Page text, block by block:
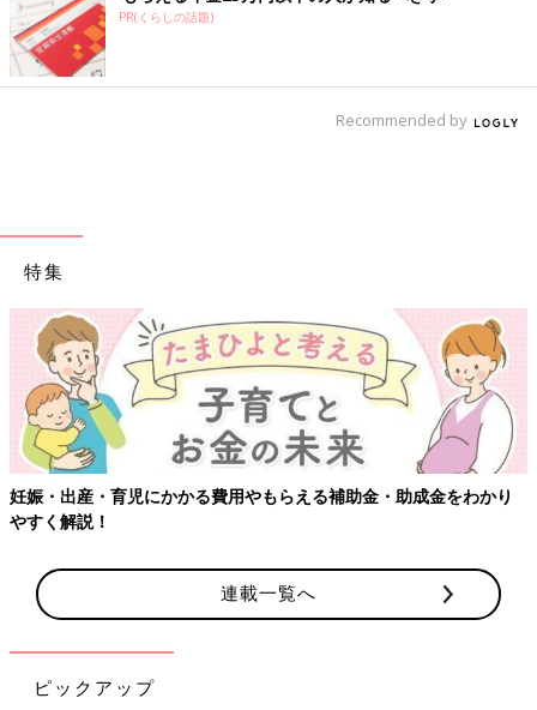
PR(くらしの話題)
Recommended by
特集
妊娠・出産・育児にかかる費用やもらえる補助金・助成金をわかり
やすく解説！
連載一覧へ
ピックアップ